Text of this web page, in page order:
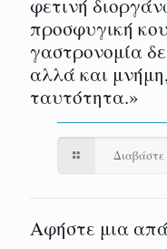
φετινή
προσφυγική
γαστρονομία
αλλά και
ταυτότητα.»
Αφήστε μια